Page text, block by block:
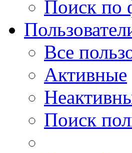
Поиск по
Все
Активные
Поиск